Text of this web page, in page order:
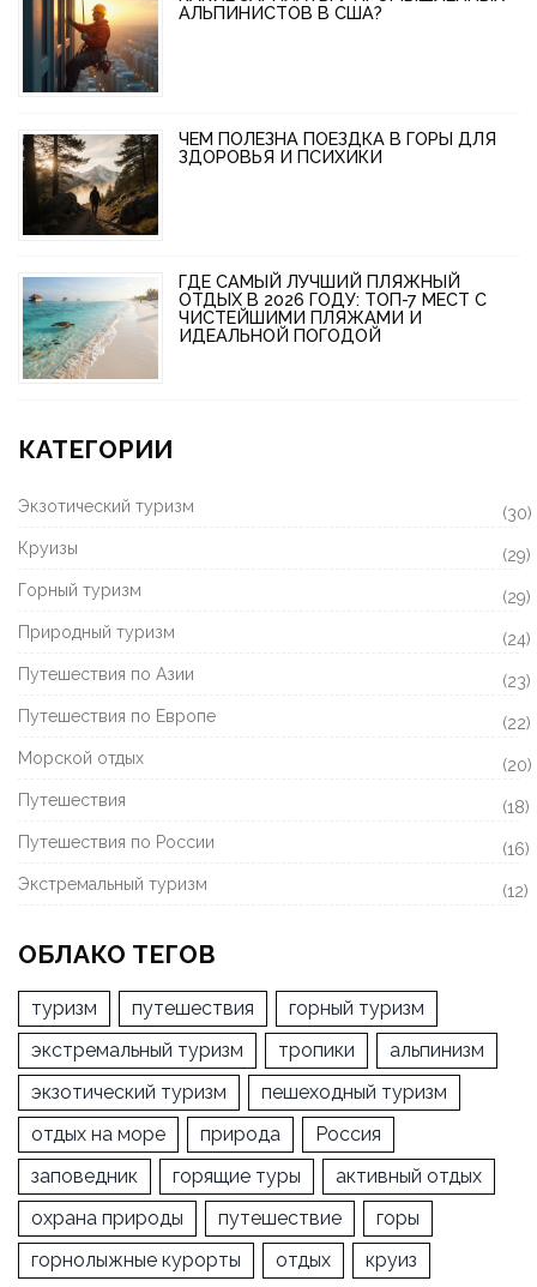
АЛЬПИНИСТОВ В США?
ЧЕМ ПОЛЕЗНА ПОЕЗДКА В ГОРЫ ДЛЯ
ЗДОРОВЬЯ И ПСИХИКИ
ГДЕ САМЫЙ ЛУЧШИЙ ПЛЯЖНЫЙ
ОТДЫХ В 2026 ГОДУ: ТОП-7 МЕСТ С
ЧИСТЕЙШИМИ ПЛЯЖАМИ И
ИДЕАЛЬНОЙ ПОГОДОЙ
КАТЕГОРИИ
Экзотический туризм
(30)
Круизы
(29)
Горный туризм
(29)
Природный туризм
(24)
Путешествия по Азии
(23)
Путешествия по Европе
(22)
Морской отдых
(20)
Путешествия
(18)
Путешествия по России
(16)
Экстремальный туризм
(12)
ОБЛАКО ТЕГОВ
туризм путешествия
горный туризм
экстремальный туризм
тропики
альпинизм
экзотический туризм
пешеходный туризм
отдых на море
природа
Россия
заповедник
горящие туры
активный отдых
охрана природы
путешествие
горы
горнолыжные курорты
отдых круиз